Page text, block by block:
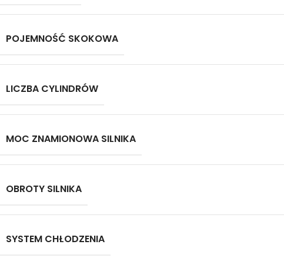
POJEMNOŚĆ SKOKOWA
LICZBA CYLINDRÓW
MOC ZNAMIONOWA SILNIKA
OBROTY SILNIKA
SYSTEM CHŁODZENIA